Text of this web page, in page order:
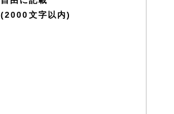
(2000文字以内)